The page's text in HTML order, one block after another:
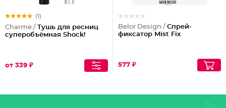
(1)
Charme /
Тушь для ресниц
суперобъёмная Shock!
от 339 ₽
Belor Design / Спрей-
фиксатор Mist Fix
577 ₽